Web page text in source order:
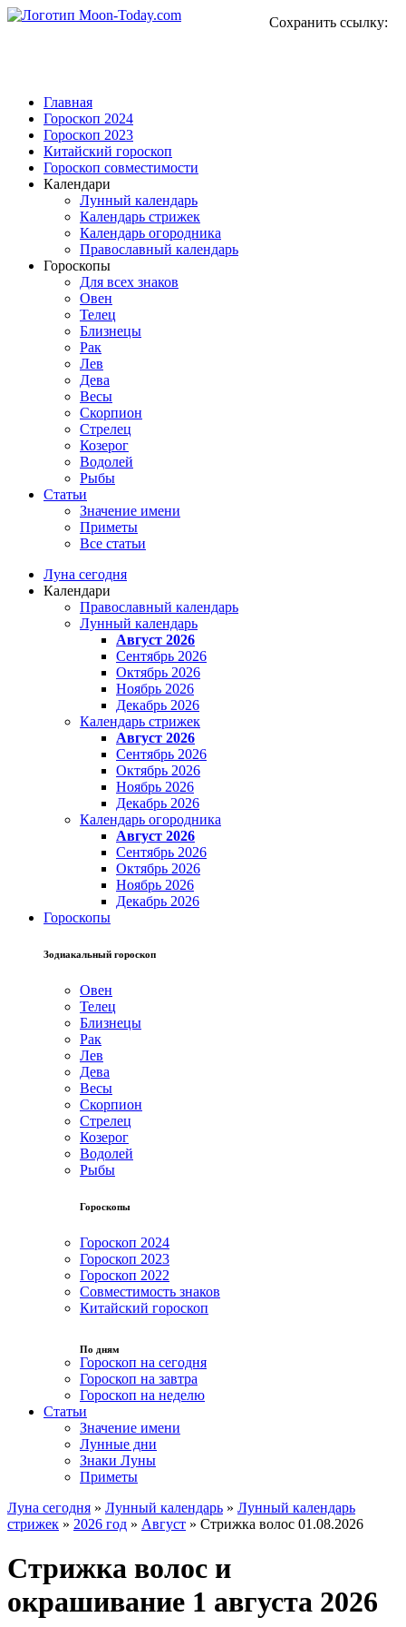
Сохранить ссылку:
Главная
Гороскоп 2024
Гороскоп 2023
Китайский гороскоп
Гороскоп совместимости
Календари
Лунный календарь
Календарь стрижек
Календарь огородника
Православный календарь
Гороскопы
Для всех знаков
Овен
Телец
Близнецы
Рак
Лев
Дева
Весы
Скорпион
Стрелец
Козерог
Водолей
Рыбы
Статьи
Значение имени
Приметы
Все статьи
Луна сегодня
Календари
Православный календарь
Лунный календарь
Август 2026
Сентябрь 2026
Октябрь 2026
Ноябрь 2026
Декабрь 2026
Календарь стрижек
Август 2026
Сентябрь 2026
Октябрь 2026
Ноябрь 2026
Декабрь 2026
Календарь огородника
Август 2026
Сентябрь 2026
Октябрь 2026
Ноябрь 2026
Декабрь 2026
Гороскопы
Зодиакальный гороскоп
Овен
Телец
Близнецы
Рак
Лев
Дева
Весы
Скорпион
Стрелец
Козерог
Водолей
Рыбы
Гороскопы
Гороскоп 2024
Гороскоп 2023
Гороскоп 2022
Совместимость знаков
Китайский гороскоп
По дням
Гороскоп на сегодня
Гороскоп на завтра
Гороскоп на неделю
Статьи
Значение имени
Лунные дни
Знаки Луны
Приметы
Луна сегодня » Лунный календарь » Лунный календарь
стрижек » 2026 год » Август » Стрижка волос 01.08.2026
Стрижка волос и
окрашивание 1 августа 2026